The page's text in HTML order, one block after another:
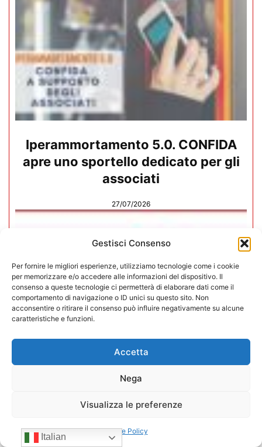
Gestisci Consenso
Per fornire le migliori esperienze, utilizziamo tecnologie come i cookie
per memorizzare e/o accedere alle informazioni del dispositivo. Il
consenso a queste tecnologie ci permetterà di elaborare dati come il
comportamento di navigazione o ID unici su questo sito. Non
acconsentire o ritirare il consenso può influire negativamente su alcune
caratteristiche e funzioni.
Accetta
Nega
Visualizza le preferenze
Cookie Policy
Iperammortamento 5.0. CONFIDA
apre uno sportello dedicato per gli
associati
27/07/2026
associati
22/07/2026
Italian